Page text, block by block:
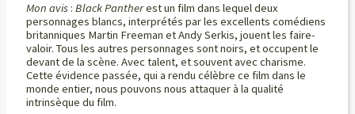
Mon avis: Black Pantherest un film dans lequel deux
personnages blancs, interprétés par les excellents comédiens
britanniques Martin Freeman et Andy Serkis, jouent les faire-
valoir. Tous les autres personnages sont noirs, et occupent le
devant de la scène. Avec talent, et souvent avec charisme.
Cette évidence passée, qui a rendu célèbre ce film dans le
monde entier, nous pouvons nous attaquer à la qualité
intrinsèque du film.